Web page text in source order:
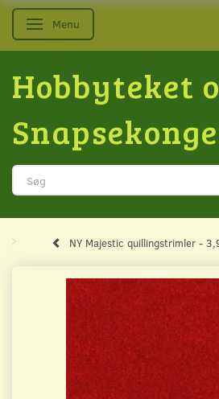
Skifte navigation
Menu
Hobbyteket
NY Majestic quillingstrimler -